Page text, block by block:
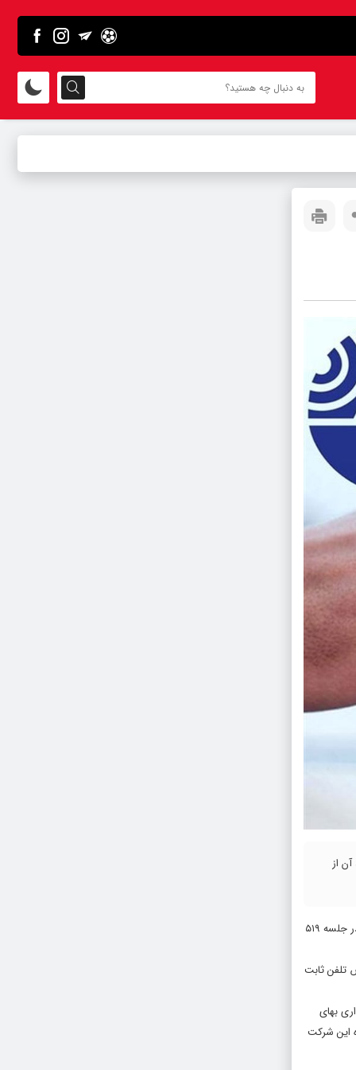
آن از
” به نقل از «تابناک»، تسنیم، پیرو وصول شکایت برخی از مشترکین در خصوص اجرا نشدن مفاد مصوبه ۵۰۹ شورای رقابت در ۱۰ مهر ۱۴۰۱، موضوع در جلسه ۵۱۹
در قبوض تلفن ثابت
بهای
این شرکت